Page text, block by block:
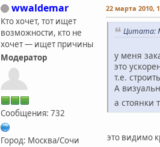
wwaldemar
Кто хочет, тот ищет
возможности, кто не
хочет — ищет причины
Модератор
Сообщения: 732
Город: Москва/Сочи
22 марта 2010,
Цитата:
у меня
это
т.е.
А
а стоянки
это видимо